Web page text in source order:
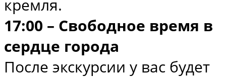
кремля.
17:00 – Свободное время в
сердце города
После экскурсии у вас будет